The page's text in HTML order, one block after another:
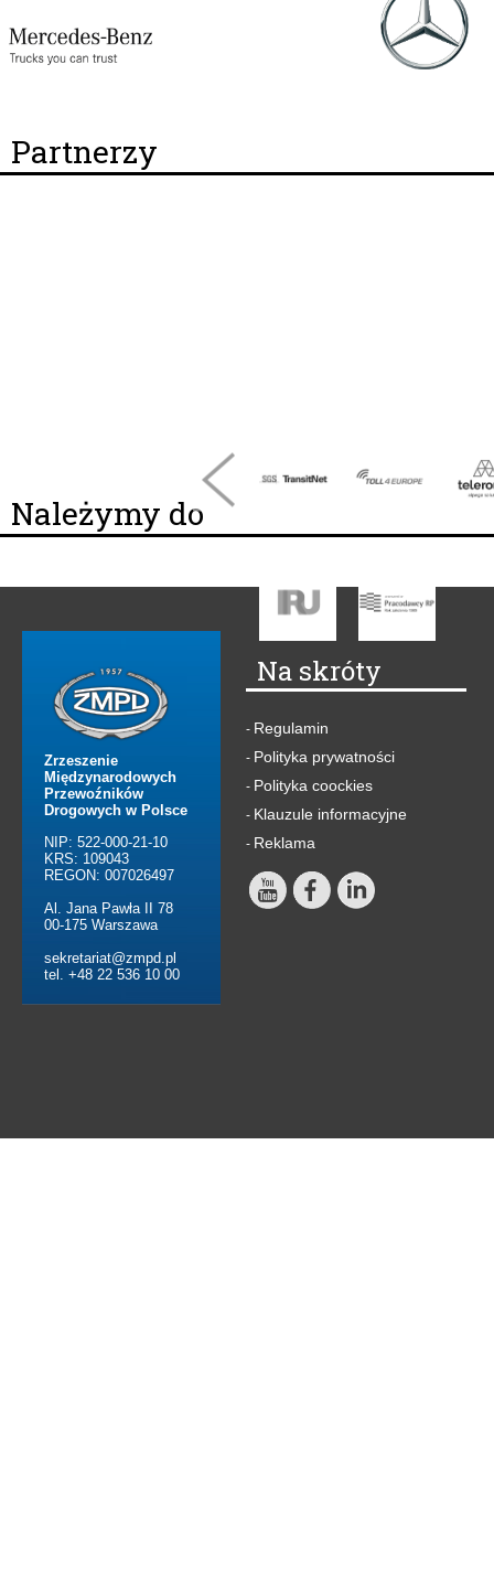
Partnerzy
Należymy do
Zrzeszenie
Międzynarodowych
Przewoźników
Drogowych w Polsce
NIP: 522-000-21-10
KRS: 109043
REGON: 007026497
Al. Jana Pawła II 78
00-175 Warszawa
sekretariat@zmpd.pl
tel. +48 22 536 10 00
Na skróty
- Regulamin
- Polityka prywatności
- Polityka coockies
- Klauzule informacyjne
- Reklama